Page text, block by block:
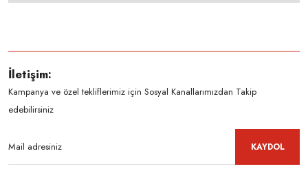
İletişim:
Kampanya ve özel tekliflerimiz için Sosyal Kanallarımızdan Takip
edebilirsiniz
KAYDOL